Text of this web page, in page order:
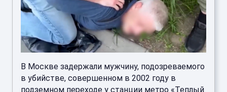
В Москве задержали мужчину, подозреваемого
в убийстве, совершенном в 2002 году в
подземном переходе у станции метро «Теплый